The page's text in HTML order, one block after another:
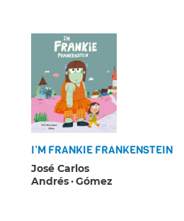
I’M FRANKIE FRANKENSTEIN
José Carlos
Andrés Gómez